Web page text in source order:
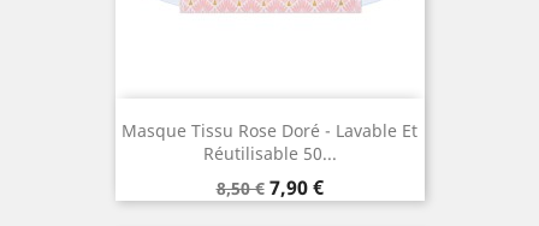
Masque Tissu Rose Doré - Lavable Et
Réutilisable 50...
Prix
de
8,50 € Prix
7,90 €